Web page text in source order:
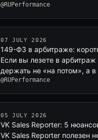
@RUPerformance
07 JULY 2026
149-ФЗ в арбитраже:
Если вы лезете в
держать не «на потом», а
@RUPerformance
05 JULY 2026
VK Sales Reporter: 5
VK Sales Reporter полезен